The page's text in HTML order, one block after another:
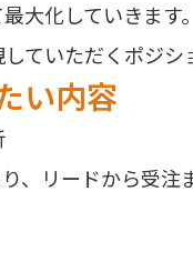
大化していきま
ていただくポジシ
い内容
、リードから受注